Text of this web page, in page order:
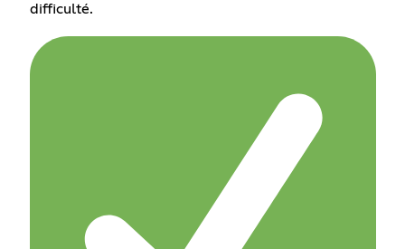
difficulté.